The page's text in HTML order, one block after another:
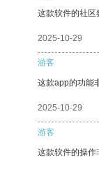
这款软件的社区
2025-10-29
游客
这款app的功能
2025-10-29
游客
这款软件的操作